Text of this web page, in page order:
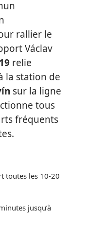
rallier le
Václav
relie
la station de
sur la ligne
tous
fréquents
toutes les 10-20
jusqu’à